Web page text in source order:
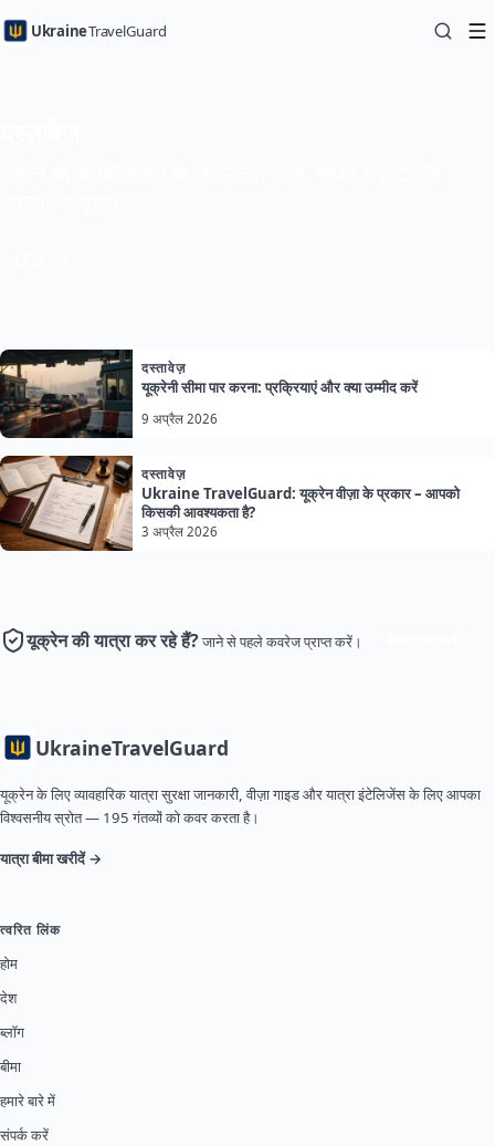
UkraineTravelGuard
दस्तावेज़
यूक्रेनी सीमा पार करना: प्रक्रियाएं और क्या उम्मीद करें
9 अप्रैल 2026
दस्तावेज़
Ukraine TravelGuard: यूक्रेन वीज़ा के प्रकार – आपको
किसकी आवश्यकता है?
3 अप्रैल 2026
यूक्रेन की यात्रा कर रहे हैं?जाने से पहले कवरेज प्राप्त करें।
UkraineTravelGuard
यूक्रेन के लिए व्यावहारिक यात्रा सुरक्षा जानकारी, वीज़ा गाइड और यात्रा इंटेलिजेंस के लिए आपका
विश्वसनीय स्रोत — 195 गंतव्यों को कवर करता है।
यात्रा बीमा खरीदें →
त्वरित लिंक
होम
देश
ब्लॉग
बीमा
हमारे बारे में
संपर्क करें